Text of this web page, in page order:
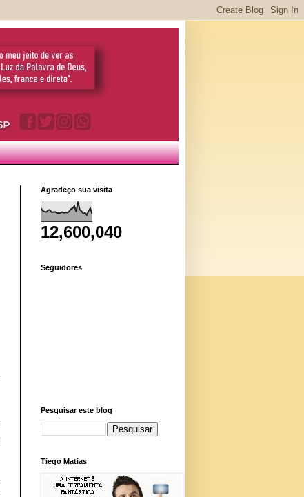
Agradeço sua visita
12,600,040
Seguidores
Pesquisar este blog
Tiego Matias